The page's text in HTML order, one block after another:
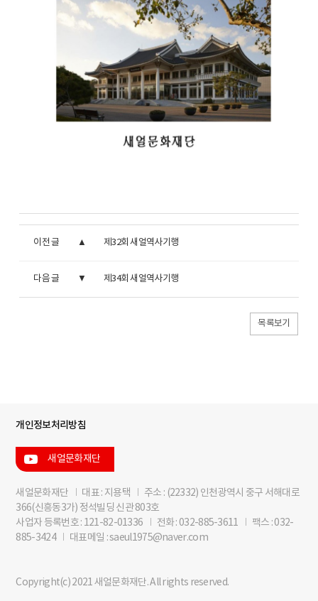
이전 글 제32회 새얼역사기행
다음 글 제34회 새얼역사기행
목록보기
개인정보처리방침
새얼문화재단
새얼문화재단 대표 : 지용택
주소 : (22332) 인천광역시 중구 서해대로
366(신흥동3가) 정석빌딩 신관 803호
사업자 등록번호 : 121-82-01336
전화 : 032-885-3611
팩스 : 032-
885-3424
대표메일 : saeul1975@naver.com
Copyright(c) 2021 새얼문화재단. All rights reserved.